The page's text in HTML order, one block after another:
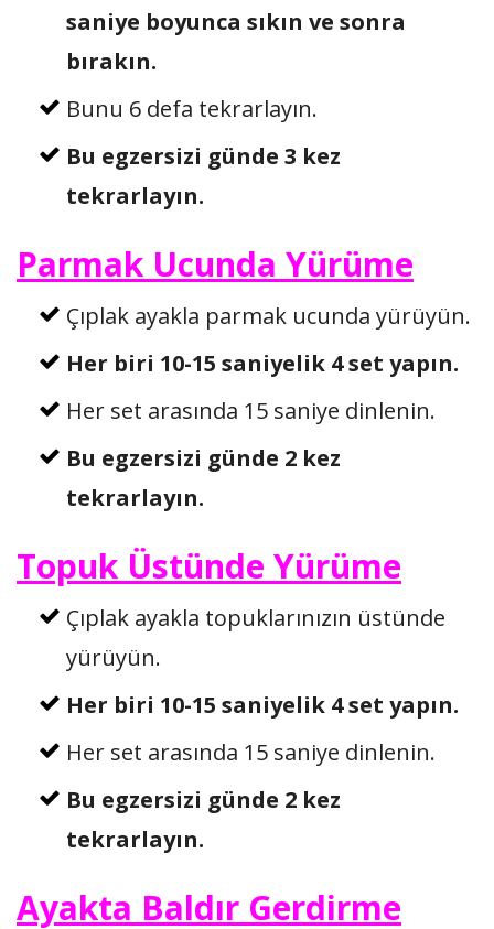
saniye boyunca sıkın ve sonra
bırakın.
Bunu 6 defa tekrarlayın.
Bu egzersizi günde 3 kez
tekrarlayın.
Parmak Ucunda Yürüme
Çıplak ayakla parmak ucunda yürüyün.
Her biri 10-15 saniyelik 4 set yapın.
Her set arasında 15 saniye dinlenin.
Bu egzersizi günde 2 kez
tekrarlayın.
Topuk Üstünde Yürüme
Çıplak ayakla topuklarınızın üstünde
yürüyün.
Her biri 10-15 saniyelik 4 set yapın.
Her set arasında 15 saniye dinlenin.
Bu egzersizi günde 2 kez
tekrarlayın.
Ayakta Baldır Gerdirme